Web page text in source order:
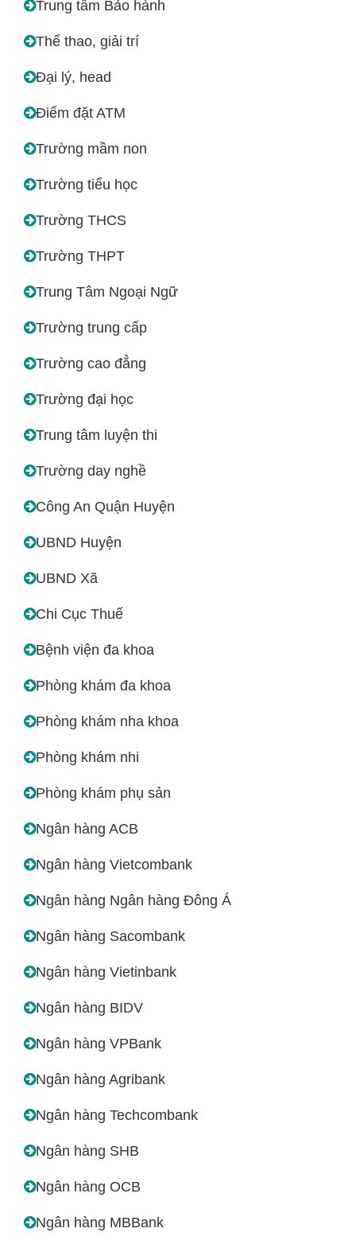
Trung tâm Bảo hành
Thể thao, giải trí
Đại lý, head
Điểm đặt ATM
Trường mầm non
Trường tiểu học
Trường THCS
Trường THPT
Trung Tâm Ngoại Ngữ
Trường trung cấp
Trường cao đẳng
Trường đại học
Trung tâm luyện thi
Trường day nghề
Công An Quận Huyện
UBND Huyện
UBND Xã
Chi Cục Thuế
Bệnh viện đa khoa
Phòng khám đa khoa
Phòng khám nha khoa
Phòng khám nhi
Phòng khám phụ sản
Ngân hàng ACB
Ngân hàng Vietcombank
Ngân hàng Ngân hàng Đông Á
Ngân hàng Sacombank
Ngân hàng Vietinbank
Ngân hàng BIDV
Ngân hàng VPBank
Ngân hàng Agribank
Ngân hàng Techcombank
Ngân hàng SHB
Ngân hàng OCB
Ngân hàng MBBank